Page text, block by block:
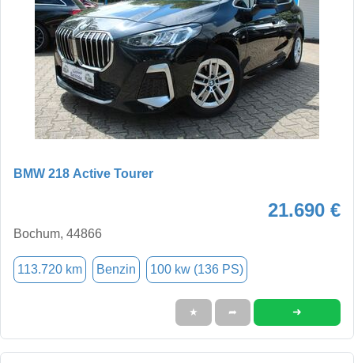
BMW 218 Active Tourer
21.690 €
Bochum, 44866
113.720 km Benzin 100 kw (136 PS)
★ ➦ ➜